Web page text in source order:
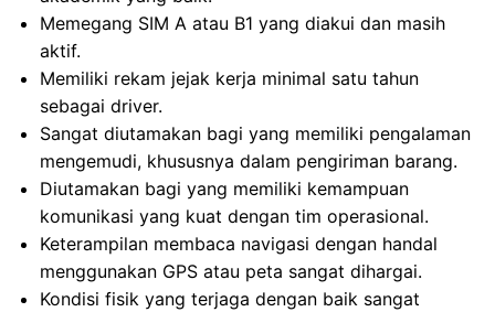
Memegang SIM A atau B1 yang diakui dan masih
aktif.
Memiliki rekam jejak kerja minimal satu tahun
sebagai driver.
Sangat diutamakan bagi yang memiliki pengalaman
mengemudi, khususnya dalam pengiriman barang.
Diutamakan bagi yang memiliki kemampuan
komunikasi yang kuat dengan tim operasional.
Keterampilan membaca navigasi dengan handal
menggunakan GPS atau peta sangat dihargai.
Kondisi fisik yang terjaga dengan baik sangat